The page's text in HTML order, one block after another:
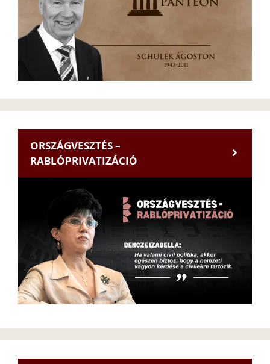
ORSZÁGVESZTÉS –
RABLÓPRIVATIZÁCIÓ